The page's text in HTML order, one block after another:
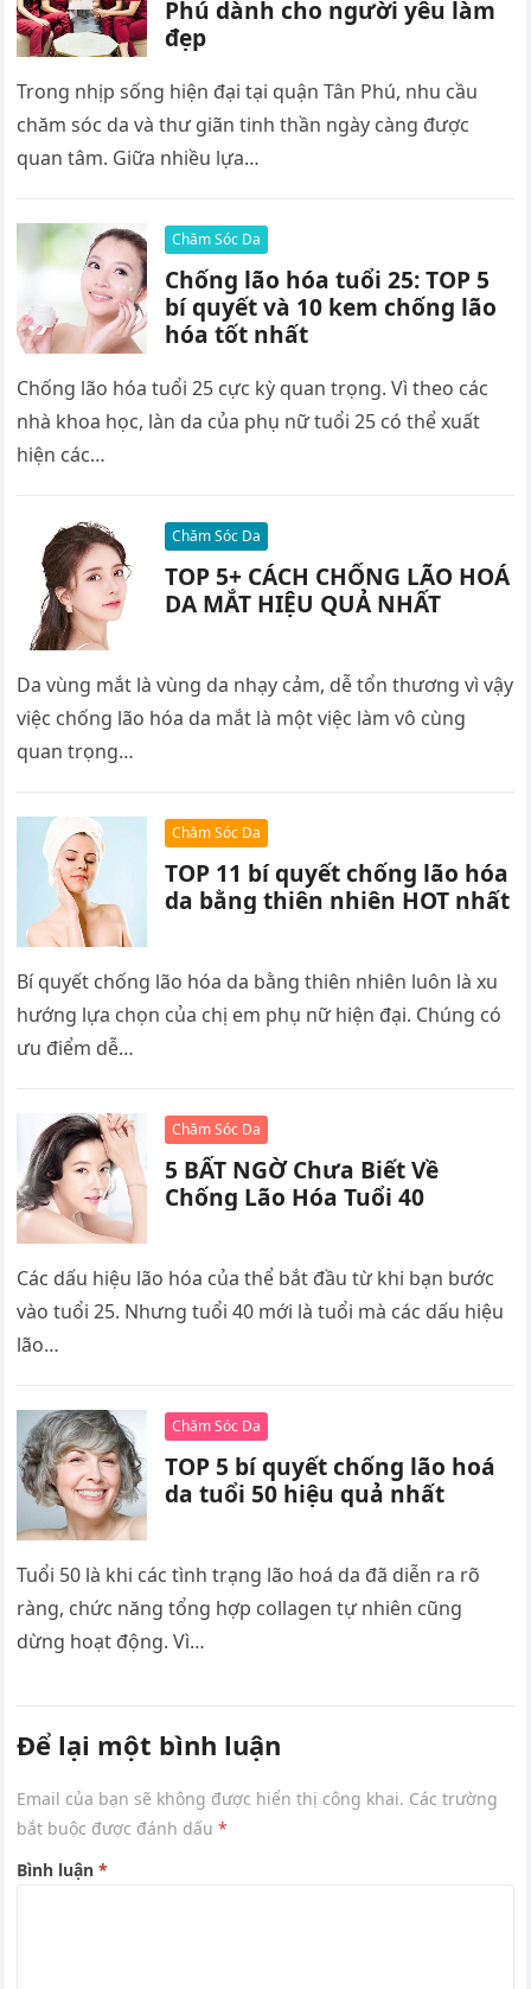
Phú dành cho người yêu làm
đẹp
Trong nhịp sống hiện đại tại quận Tân Phú, nhu cầu
chăm sóc da và thư giãn tinh thần ngày càng được
quan tâm. Giữa nhiều lựa…
Chăm Sóc Da
Chống lão hóa tuổi 25: TOP 5
bí quyết và 10 kem chống lão
hóa tốt nhất
Chống lão hóa tuổi 25 cực kỳ quan trọng. Vì theo các
nhà khoa học, làn da của phụ nữ tuổi 25 có thể xuất
hiện các…
Chăm Sóc Da
TOP 5+ CÁCH CHỐNG LÃO HOÁ
DA MẮT HIỆU QUẢ NHẤT
Da vùng mắt là vùng da nhạy cảm, dễ tổn thương vì vậy
việc chống lão hóa da mắt là một việc làm vô cùng
quan trọng…
Chăm Sóc Da
TOP 11 bí quyết chống lão hóa
da bằng thiên nhiên HOT nhất
Bí quyết chống lão hóa da bằng thiên nhiên luôn là xu
hướng lựa chọn của chị em phụ nữ hiện đại. Chúng có
ưu điểm dễ…
Chăm Sóc Da
5 BẤT NGỜ Chưa Biết Về
Chống Lão Hóa Tuổi 40
Các dấu hiệu lão hóa của thể bắt đầu từ khi bạn bước
vào tuổi 25. Nhưng tuổi 40 mới là tuổi mà các dấu hiệu
lão…
Chăm Sóc Da
TOP 5 bí quyết chống lão hoá
da tuổi 50 hiệu quả nhất
Tuổi 50 là khi các tình trạng lão hoá da đã diễn ra rõ
ràng, chức năng tổng hợp collagen tự nhiên cũng
dừng hoạt động. Vì…
Để lại một bình luận
Email của bạn sẽ không được hiển thị công khai. Các trường
bắt buộc được đánh dấu*
Bình luận*